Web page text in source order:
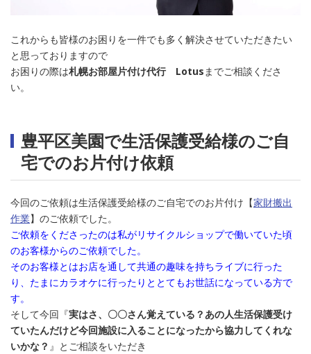
これからも皆様のお困りを一件でも多く解決させていただきたい
と思っておりますので
お困りの際は札幌お部屋片付け代行 Lotusまでご相談くださ
い。
豊平区美園で生活保護受給様のご自
宅でのお片付け依頼
今回のご依頼は生活保護受給様のご自宅でのお片付け【家財搬出
作業】のご依頼でした。
ご依頼をくださったのは私がリサイクルショップで働いていた頃
のお客様からのご依頼でした。
そのお客様とはお店を通して共通の趣味を持ちライブに行った
り、たまにカラオケに行ったりととてもお世話になっている方で
す。
そして今回『実はさ、〇〇さん覚えている？あの人生活保護受け
ていたんだけど今回施設に入ることになったから協力してくれな
いかな？ 』とご相談をいただき